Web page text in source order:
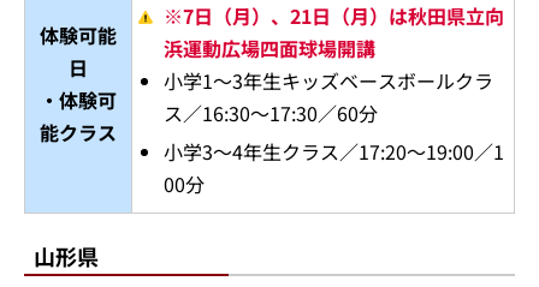
体験可能
日
・体験可
能クラス
※7日（月）、21日（月）は秋田県立向
浜運動広場四面球場開講
小学1～3年生キッズベースボールクラ
ス／16:30～17:30／60分
小学3～4年生クラス／17:20～19:00／1
00分
山形県